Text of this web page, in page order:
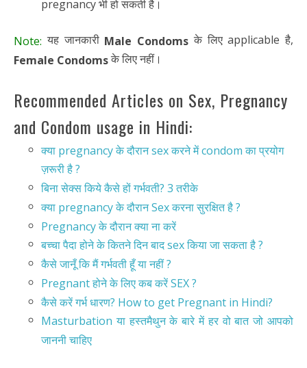
pregnancy भी हो सकती है।
Note: यह जानकारी Male Condoms के लिए applicable है,
Female Condomsके लिए नहीं।
Recommended Articles on Sex, Pregnancy
and Condom usage in Hindi:
क्या pregnancy के दौरान sex करने में condom का प्रयोग
ज़रूरी है ?
बिना सेक्स किये कैसे हों गर्भवती? 3 तरीके
क्या pregnancy के दौरान Sex करना सुरक्षित है ?
Pregnancy के दौरान क्या ना करें
बच्चा पैदा होने के कितने दिन बाद sex किया जा सकता है ?
कैसे जानूँ कि मैं गर्भवती हूँ या नहीं ?
Pregnant होने के लिए कब करें SEX ?
कैसे करें गर्भ धारण? How to get Pregnant in Hindi?
Masturbation या हस्तमैथुन के बारे में हर वो बात जो आपको
जाननी चाहिए